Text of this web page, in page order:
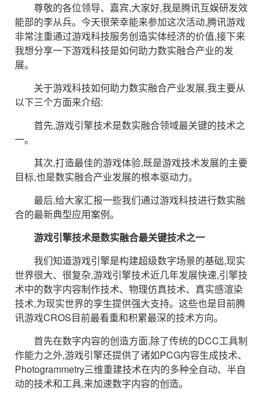
尊敬的各位领导、嘉宾,大家好,我是腾讯互娱研发效
能部的李从兵。今天很荣幸能来参加这次活动,腾讯游戏
非常注重通过游戏科技服务创造实体经济的价值,接下来
我想分享一下游戏科技是如何助力数实融合产业的发
展。
关于游戏科技如何助力数实融合产业发展,我主要从
以下三个方面来介绍:
首先,游戏引擎技术是数实融合领域最关键的技术之
一。
其次,打造最佳的游戏体验,既是游戏技术发展的主要
目标,也是数实融合产业发展的根本驱动力。
最后,给大家汇报一些我们通过游戏科技进行数实融
合的最新典型应用案例。
游戏引擎技术是数实融合最关键技术之一
我们知道游戏引擎是构建超级数字场景的基础,现实
世界很大、很复杂,游戏引擎技术近几年发展快速,引擎技
术中的数字内容制作技术、物理仿真技术、真实感渲染
技术,为现实世界的孪生提供强大支持。这些也是目前腾
讯游戏CROS目前最看重和积累最深的技术方向。
首先在数字内容的创造方面,除了传统的DCC工具制
作能力之外,游戏引擎还提供了诸如PCG内容生成技术、
Photogrammetry三维重建技术在内的多种全自动、半自
动的技术和工具,来加速数字内容的创造。